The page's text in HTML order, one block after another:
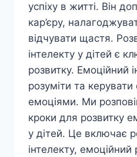
успіху в житті. Він
кар’єру,
відчувати щастя.
інтелекту у дітей є
розвитку. Емоційний
розуміти та
емоціями. Ми
кроки для розвитку
у дітей. Це включає
інтелекту, емоційний